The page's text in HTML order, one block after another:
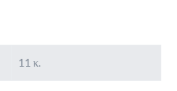
11 κ.